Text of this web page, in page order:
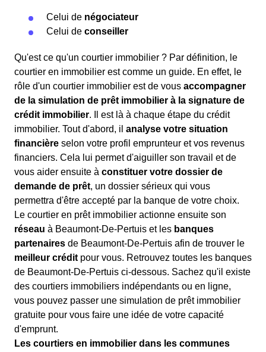
Celui de négociateur
Celui de conseiller
Qu'est ce qu'un courtier immobilier ? Par définition, le
courtier en immobilier est comme un guide. En effet, le
rôle d'un courtier immobilier est de vous accompagner
de la simulation de prêt immobilier à la signature de
crédit immobilier. Il est là à chaque étape du crédit
immobilier. Tout d'abord, il analyse votre situation
financière selon votre profil emprunteur et vos revenus
financiers. Cela lui permet d'aiguiller son travail et de
vous aider ensuite à constituer votre dossier de
demande de prêt, un dossier sérieux qui vous
permettra d'être accepté par la banque de votre choix.
Le courtier en prêt immobilier actionne ensuite son
réseau à Beaumont-De-Pertuis et les banques
partenaires de Beaumont-De-Pertuis afin de trouver le
meilleur crédit pour vous. Retrouvez toutes les banques
de Beaumont-De-Pertuis ci-dessous. Sachez qu'il existe
des courtiers immobiliers indépendants ou en ligne,
vous pouvez passer une simulation de prêt immobilier
gratuite pour vous faire une idée de votre capacité
d'emprunt.
Les courtiers en immobilier dans les communes